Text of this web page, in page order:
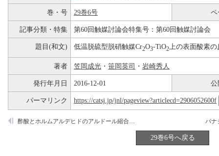
巻・号 29巻6号 ペ
記事分類・特集 第60回触媒討論会特集号：第60回触媒討論会
題目(和文) 低温脱硫型脱硝触媒Cr2O3-TiO2 上の表面酸素
著者 笠岡成光 ・ 笹岡英司 ・ 岩崎秀人
発行年月日 2016-12-01 公
パーマリンク https://catsj.jp/jnl/pageview?articlecd=2906052600f
酢酸とホルムアルデヒドのアルドール縮合型反応に対する各種複合酸化物の触媒性能
29巻6号へ戻る